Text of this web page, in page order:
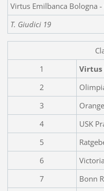
Virtus Emilbanca Bologna
T. Giudici 19
1
Virtus
2
3
4
USK
5
6
7
Bonn